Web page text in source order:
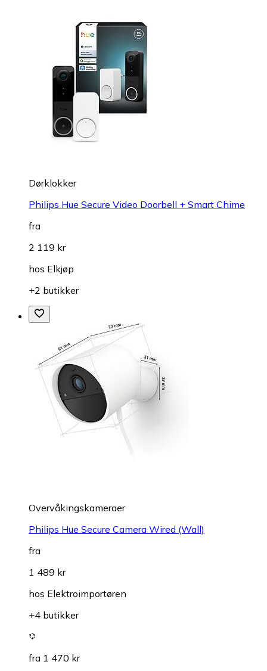
Dørklokker
Philips Hue Secure Video Doorbell + Smart Chime
fra
2 119 kr
hos Elkjøp
+2 butikker
Overvåkings­kameraer
Philips Hue Secure Camera Wired (Wall)
fra
1 489 kr
hos Elektroimportøren
+4 butikker
fra 1 470 kr